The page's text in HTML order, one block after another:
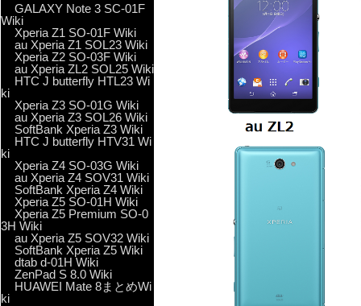
GALAXY Note 3 SC-01F
Wiki
Xperia Z1 SO-01F Wiki
au Xperia Z1 SOL23 Wiki
Xperia Z2 SO-03F Wiki
au Xperia ZL2 SOL25 Wiki
HTC J butterfly HTL23 Wi
ki
Xperia Z3 SO-01G Wiki
au Xperia Z3 SOL26 Wiki
SoftBank Xperia Z3 Wiki
HTC J butterfly HTV31 Wi
ki
Xperia Z4 SO-03G Wiki
au Xperia Z4 SOV31 Wiki
SoftBank Xperia Z4 Wiki
Xperia Z5 SO-01H Wiki
Xperia Z5 Premium SO-0
3H Wiki
au Xperia Z5 SOV32 Wiki
SoftBank Xperia Z5 Wiki
dtab d-01H Wiki
ZenPad S 8.0 Wiki
HUAWEI Mate 8まとめWi
ki